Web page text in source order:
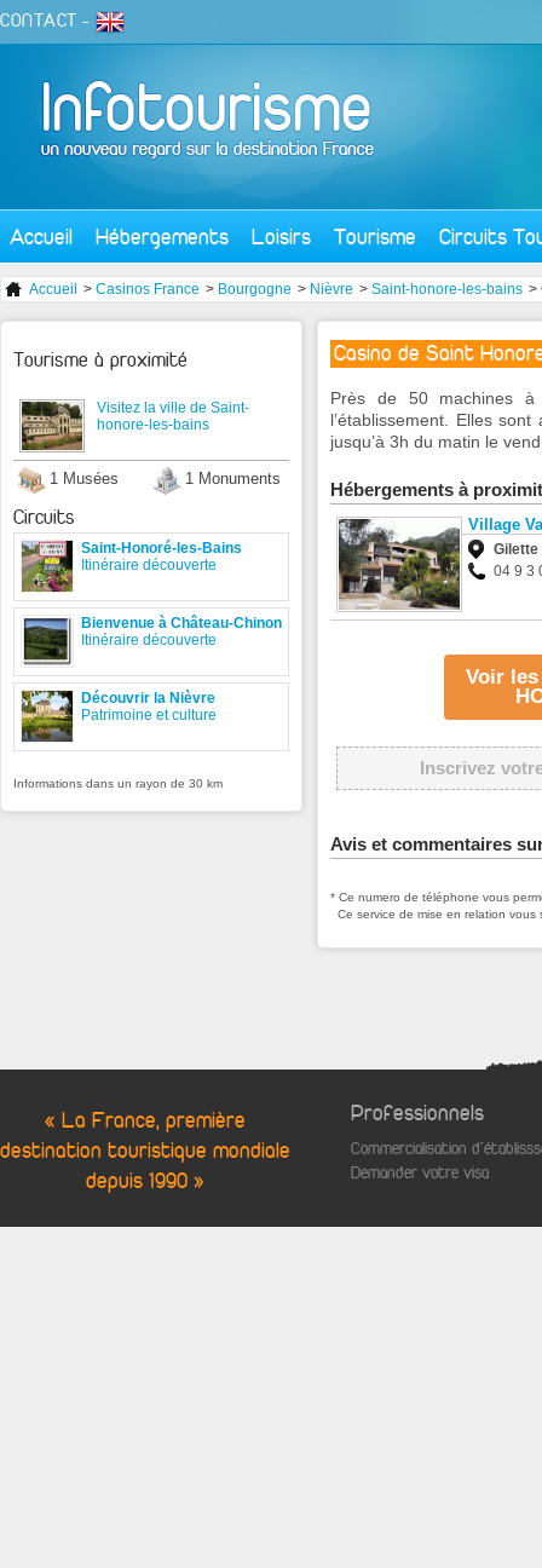
CONTACT -
Accueil Hébergements Loisirs Tourisme Circuits
Accueil > Casinos France > Bourgogne > Nièvre > Saint-honore-les-bains >
Casino de Saint
Près de 50 machines
l’établissement. Elles
jusqu’à 3h du matin le
Hébergements à
Village
Gilette
04 9 3
Voir les
Inscrivez
Avis et commentaires
* Ce numero de téléphone vous
Ce service de mise en relation
Tourisme à proximité
Visitez la ville de Saint-
honore-les-bains
1 Musées 1 Monuments
Circuits
Saint-Honoré-les-Bains
Itinéraire découverte
Bienvenue à Château-Chinon
Itinéraire découverte
Découvrir la Nièvre
Patrimoine et culture
Informations dans un rayon de 30 km
« La France, première
destination touristique mondiale
depuis 1990 »
Professionnels
Commercialisation
Demander votre visa